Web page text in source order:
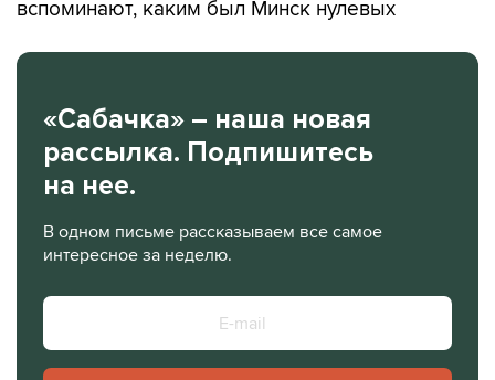
вспоминают, каким был Минск нулевых
«Сабачка» – наша новая
рассылка. Подпишитесь
на нее.
В одном письме рассказываем все самое
интересное за неделю.